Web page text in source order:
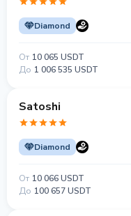
Diamond
От 10 065 USDT
До 1 006 535 USDT
Satoshi
Diamond
От 10 066 USDT
До 100 657 USDT